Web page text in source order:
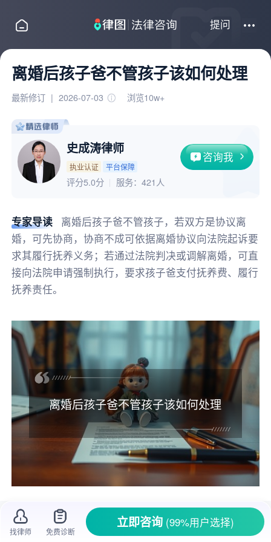
提问
离婚后孩子爸不管孩子该如何处理
最新修订 | 2026-07-03 浏览10w+
史成涛律师
执业认证 平台保障
咨询我
评分5.0分 服务： 421人
专家导读
离婚后孩子爸不管孩子，若双方是协议离
婚，可先协商，协商不成可依据离婚协议向法院起诉要
求其履行抚养义务；若通过法院判决或调解离婚，可直
接向法院申请强制执行，要求孩子爸支付抚养费、履行
抚养责任。
离婚后孩子爸不管孩子该如何处理
夫妻分道扬镳，最受伤的往往是孩子。原本
完整的家庭破碎，孩子的生活也可能随之改变。
找律师 免费诊断
立即咨询 (99%用户选择)